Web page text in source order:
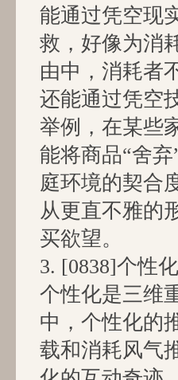
能通过凭空现
救，好像为消
由中，消耗者
还能通过凭空
举例，在某些
能将商品“舍
庭环境的契合
从更直不雅的
买欲望。
3. [0838]个性
个性化是三维
中，个性化的
载和消耗风气